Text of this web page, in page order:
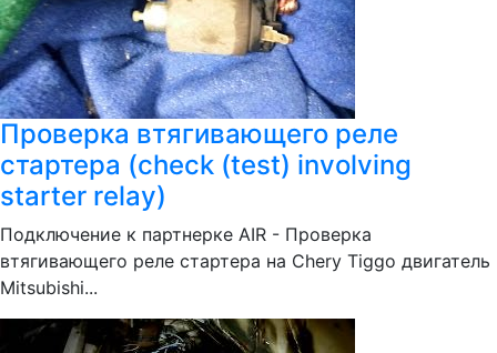
Проверка втягивающего реле
стартера (check (test) involving
starter relay)
Подключение к партнерке AIR - Проверка
втягивающего реле стартера на Chery Tiggo двигатель
Mitsubishi...